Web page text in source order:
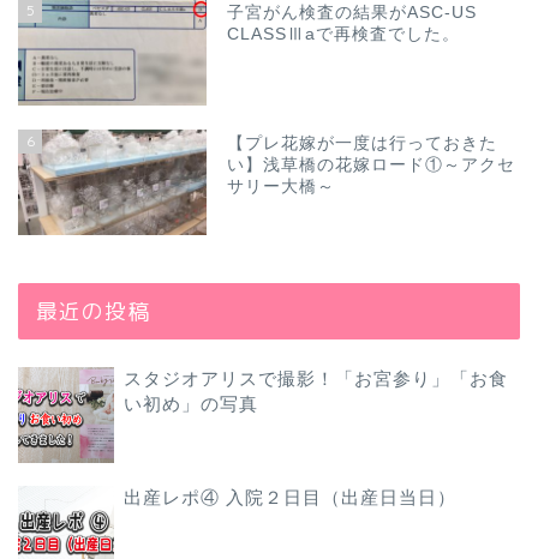
5
子宮がん検査の結果がASC-US
CLASSⅢaで再検査でした。
6
【プレ花嫁が一度は行っておきた
い】浅草橋の花嫁ロード①～アクセ
サリー大橋～
最近の投稿
スタジオアリスで撮影！「お宮参り」「お食
い初め」の写真
出産レポ④ 入院２日目（出産日当日）